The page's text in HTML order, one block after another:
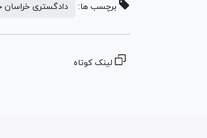
برچسب ها: دادگستری خراسان
لینک کوتاه